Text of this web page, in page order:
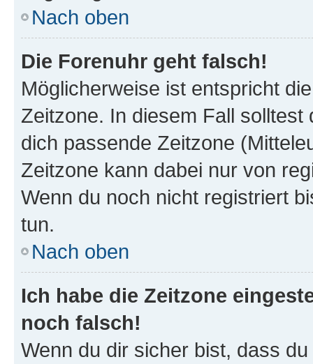
Nach oben
Die Forenuhr geht falsch!
Möglicherweise ist entspricht
Zeitzone. In diesem Fall solltest
dich passende Zeitzone
Zeitzone kann dabei nur von
Wenn du noch nicht registriert
tun.
Nach oben
Ich habe die Zeitzone
noch falsch!
Wenn du dir sicher bist, dass